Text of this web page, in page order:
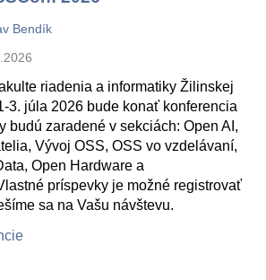
Bendík
riadenia a informatiky Žilinskej
3. júla 2026 bude konať konferencia
budú zaradené v sekciách: Open AI,
Vývoj OSS, OSS vo vzdelávaní,
Open Hardware a
príspevky je možné registrovať
sa na Vašu návštevu.